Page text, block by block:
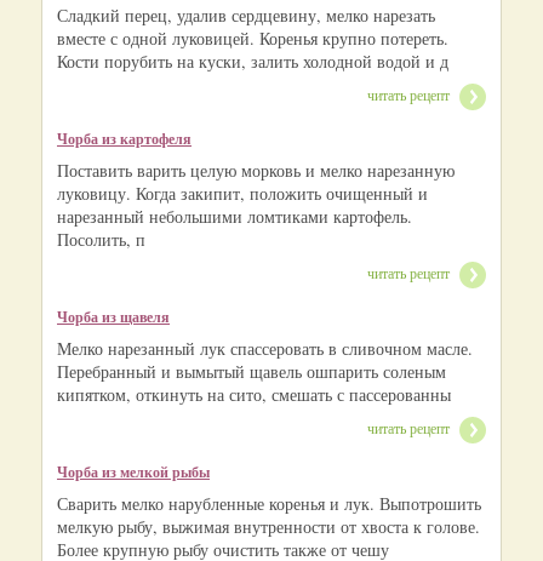
Сладкий перец, удалив сердцевину, мелко нарезать
вместе с одной луковицей. Коренья крупно потереть.
Кости порубить на куски, залить холодной водой и д
читать рецепт
Чорба из картофеля
Поставить варить целую морковь и мелко нарезанную
луковицу. Когда закипит, положить очищенный и
нарезанный небольшими ломтиками картофель.
Посолить, п
читать рецепт
Чорба из щавеля
Мелко нарезанный лук спассеровать в сливочном масле.
Перебранный и вымытый щавель ошпарить соленым
кипятком, откинуть на сито, смешать с пассерованны
читать рецепт
Чорба из мелкой рыбы
Сварить мелко нарубленные коренья и лук. Выпотрошить
мелкую рыбу, выжимая внутренности от хвоста к голове.
Более крупную рыбу очистить также от чешу